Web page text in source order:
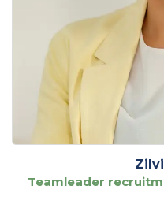
Teamleader